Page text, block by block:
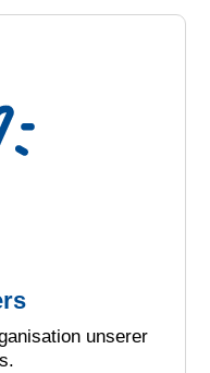
unserer